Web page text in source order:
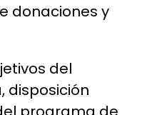
donaciones y
del
disposición